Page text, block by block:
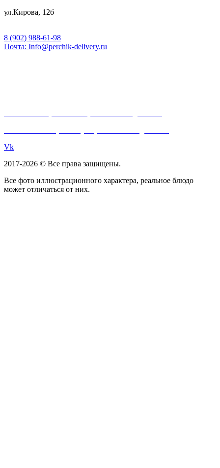
ул.Кирова, 12б
8 (902) 988-61-98
Почта: Info@perchik-delivery.ru
Vk
2017-2026 © Все права защищены.
Все фото иллюстрационного характера, реальное блюдо
может отличаться от них.